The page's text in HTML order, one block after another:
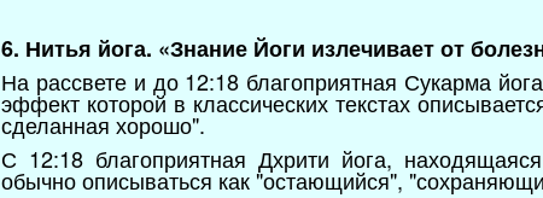
6. Нитья йога. «Знание Йоги излечивает от
На рассвете и до 12:18 благоприятная Сукарма
эффект которой в классических текстах
сделанная хорошо".
С 12:18 благоприятная Дхрити йога,
обычно описываться как "остающийся",